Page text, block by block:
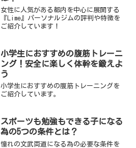
女性に人気がある都内を中心に展開する
『Lime』パーソナルジムの評判や特徴を
ご紹介しています！
小学生におすすめの腹筋トレーニ
ング！安全に楽しく体幹を鍛えよ
う
小学生におすすめの腹筋トレーニングを
ご紹介しています。
スポーツも勉強もできる子になる
為の5つの条件とは？
憧れの文武両道になる為の必要な条件を